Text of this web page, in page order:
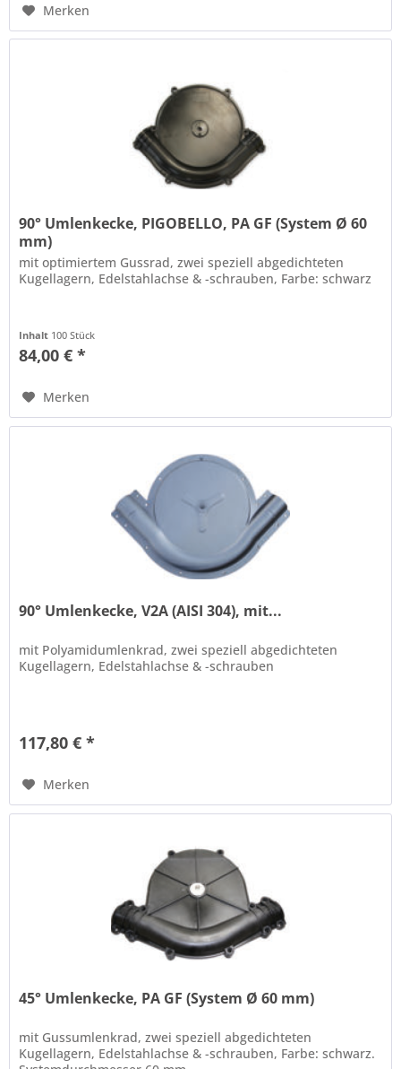
Merken
90° Umlenkecke, PIGOBELLO, PA GF (System Ø 60
mm)
mit optimiertem Gussrad, zwei speziell abgedichteten
Kugellagern, Edelstahlachse & -schrauben, Farbe: schwarz
Inhalt 100 Stück
84,00 € *
Merken
90° Umlenkecke, V2A (AISI 304), mit...
mit Polyamidumlenkrad, zwei speziell abgedichteten
Kugellagern, Edelstahlachse & -schrauben
117,80 € *
Merken
45° Umlenkecke, PA GF (System Ø 60 mm)
mit Gussumlenkrad, zwei speziell abgedichteten
Kugellagern, Edelstahlachse & -schrauben, Farbe: schwarz.